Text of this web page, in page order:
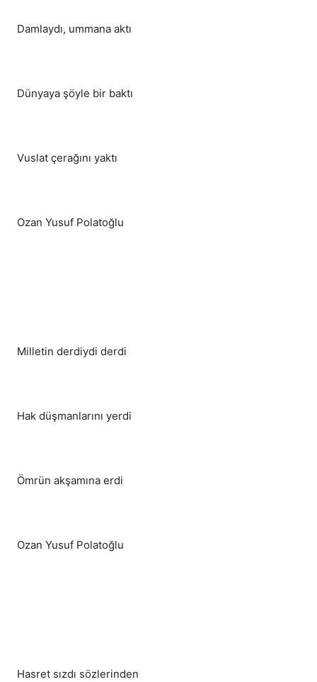
Damlaydı, ummana aktı
Dünyaya şöyle bir baktı
Vuslat çerağını yaktı
Ozan Yusuf Polatoğlu
Milletin derdiydi derdi
Hak düşmanlarını yerdi
Ömrün akşamına erdi
Ozan Yusuf Polatoğlu
Hasret sızdı sözlerinden